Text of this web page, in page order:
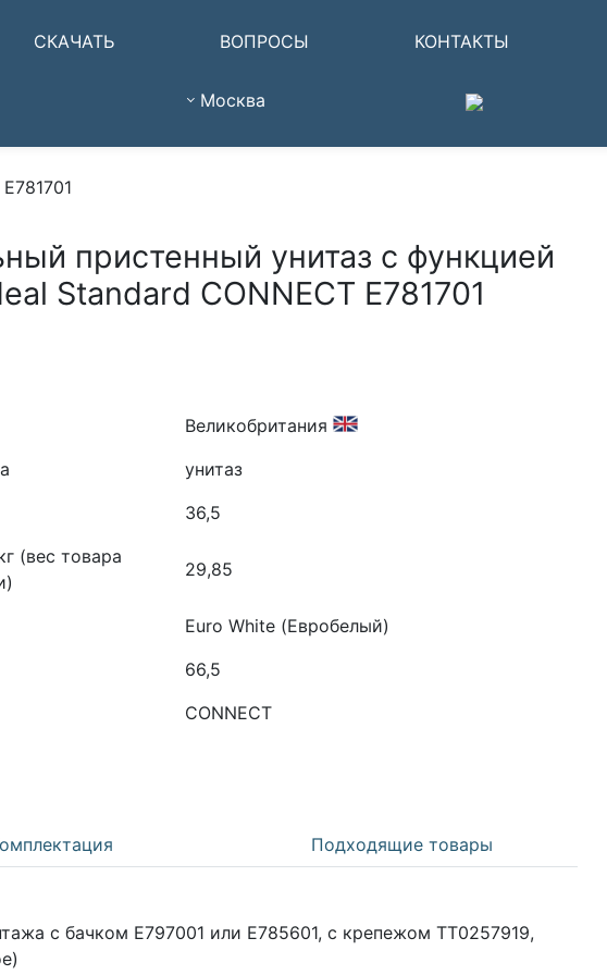
СКАЧАТЬ ВОПРОСЫ КОНТАКТЫ
Москва
пристенный унитаз с функцией
Standard CONNECT E781701
Великобритания
унитаз
36,5
(вес товара
29,85
Euro White (Евробелый)
66,5
CONNECT
Подходящие товары
с бачком E797001 или E785601, с крепежом TT0257919,